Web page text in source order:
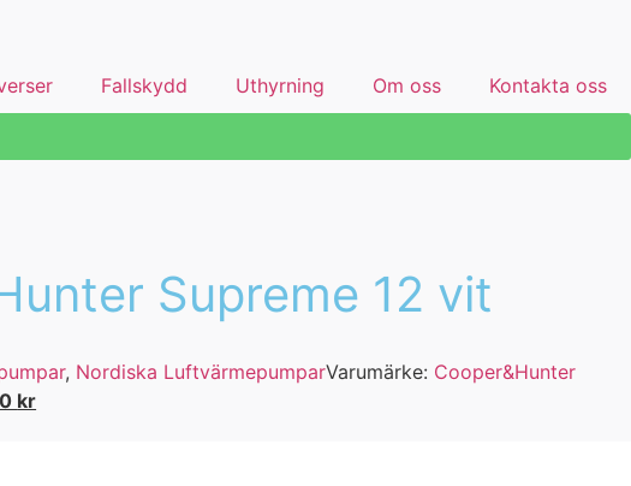
Fallskydd Uthyrning Om oss Kontakta oss
Supreme 12 vit
, Nordiska LuftvärmepumparVarumärke: Cooper&Hunter
kr